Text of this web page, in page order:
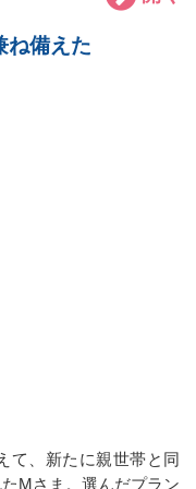
ね備えた
て、新たに親世帯と同
Mさま。選んだプラン